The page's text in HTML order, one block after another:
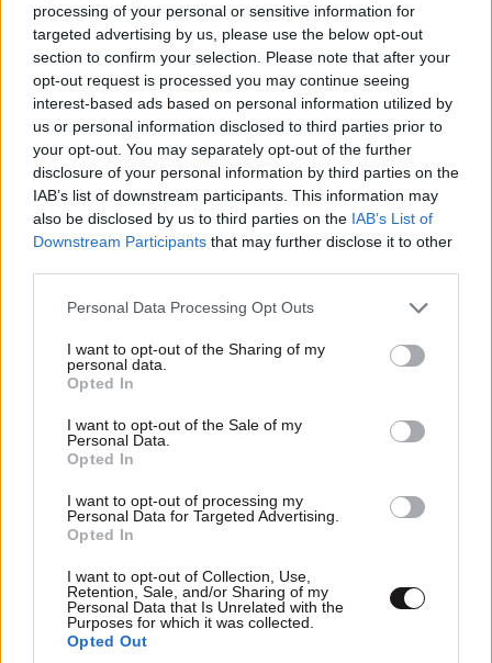
processing of your personal or sensitive information for
targeted advertising by us, please use the below opt-out
section to confirm your selection. Please note that after your
opt-out request is processed you may continue seeing
interest-based ads based on personal information utilized by
us or personal information disclosed to third parties prior to
your opt-out. You may separately opt-out of the further
disclosure of your personal information by third parties on the
IAB’s list of downstream participants. This information may
also be disclosed by us to third parties on the IAB’s List of
Downstream Participants that may further disclose it to other
Please note that this website/app uses one or more Google
not limited to your visit or usage behaviour. You may click to
grant or deny consent to Google and its third-party tags to
use your data for below specified purposes in below Google
consent section.
Personal Data Processing Opt Outs
I want to opt-out of the Sharing of my
personal data.
Opted In
I want to opt-out of the Sale of my
Personal Data.
Opted In
I want to opt-out of processing my
Personal Data for Targeted Advertising.
Opted In
I want to opt-out of Collection, Use,
Retention, Sale, and/or Sharing of my
Personal Data that Is Unrelated with the
Purposes for which it was collected.
Opted Out
TRENDING